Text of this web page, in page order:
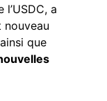
a
nouveau
que